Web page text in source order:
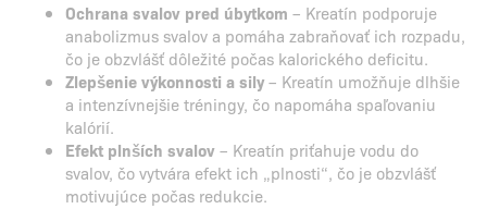
Ochrana svalov pred úbytkom – Kreatín podporuje
anabolizmus svalov a pomáha zabraňovať ich rozpadu,
čo je obzvlášť dôležité počas kalorického deficitu.
Zlepšenie výkonnosti a sily– Kreatín umožňuje dlhšie
a intenzívnejšie tréningy, čo napomáha spaľovaniu
kalórií.
Efekt plnších svalov– Kreatín priťahuje vodu do
svalov, čo vytvára efekt ich „plnosti“, čo je obzvlášť
motivujúce počas redukcie.